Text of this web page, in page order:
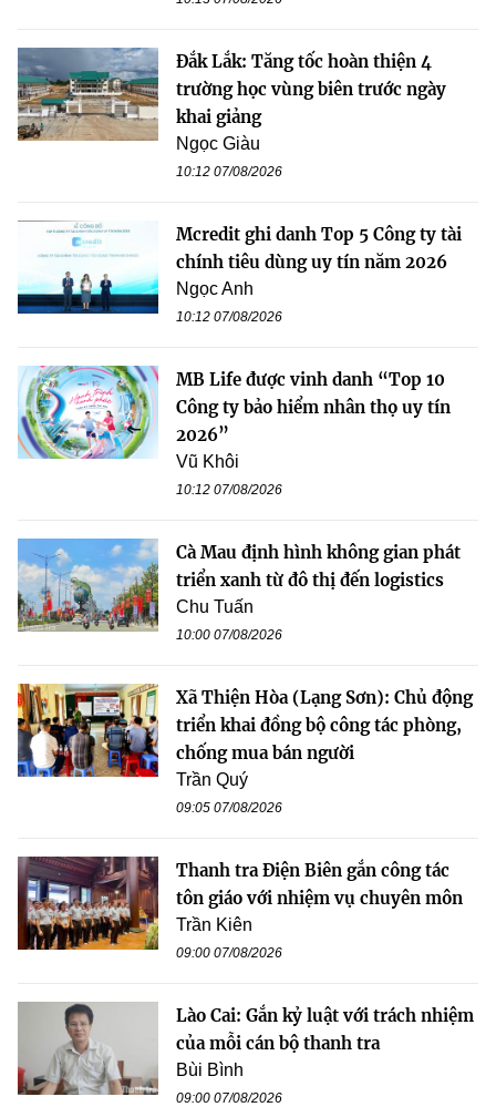
Đắk Lắk: Tăng tốc hoàn thiện 4
trường học vùng biên trước ngày
khai giảng
Ngọc Giàu
10:12 07/08/2026
Mcredit ghi danh Top 5 Công ty tài
chính tiêu dùng uy tín năm 2026
Ngọc Anh
10:12 07/08/2026
MB Life được vinh danh “Top 10
Công ty bảo hiểm nhân thọ uy tín
2026”
Vũ Khôi
10:12 07/08/2026
Cà Mau định hình không gian phát
triển xanh từ đô thị đến logistics
Chu Tuấn
10:00 07/08/2026
Xã Thiện Hòa (Lạng Sơn): Chủ động
triển khai đồng bộ công tác phòng,
chống mua bán người
Trần Quý
09:05 07/08/2026
Thanh tra Điện Biên gắn công tác
tôn giáo với nhiệm vụ chuyên môn
Trần Kiên
09:00 07/08/2026
Lào Cai: Gắn kỷ luật với trách nhiệm
của mỗi cán bộ thanh tra
Bùi Bình
09:00 07/08/2026